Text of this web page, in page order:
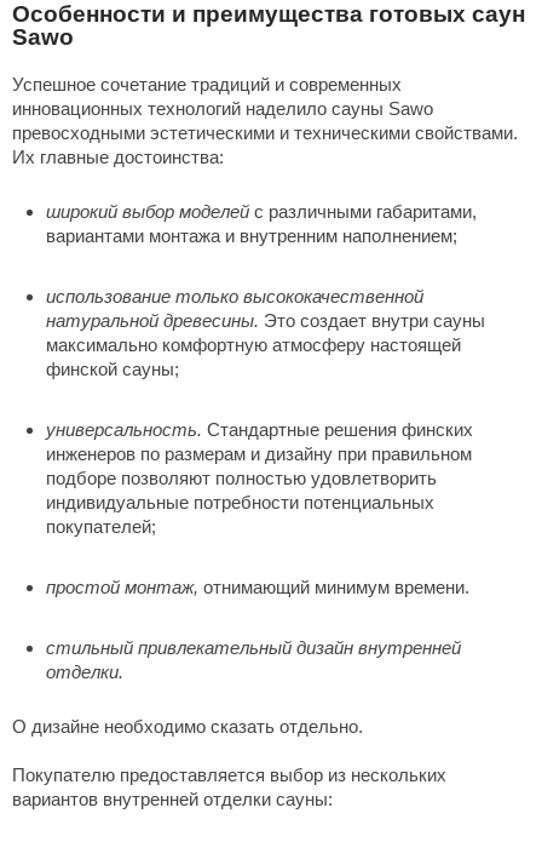
ecology
Особенности и преимущества готовых саун
Sawo
Успешное сочетание традиций и современных
инновационных технологий наделило сауны Sawo
превосходными эстетическими и техническими свойствами.
Их главные достоинства:
широкий выбор моделей с различными габаритами,
вариантами монтажа и внутренним наполнением;
использование только высококачественной
натуральной древесины. Это создает внутри сауны
максимально комфортную атмосферу настоящей
финской сауны;
универсальность. Стандартные решения финских
инженеров по размерам и дизайну при правильном
подборе позволяют полностью удовлетворить
индивидуальные потребности потенциальных
покупателей;
простой монтаж, отнимающий минимум времени.
стильный привлекательный дизайн внутренней
отделки.
О дизайне необходимо сказать отдельно.
Покупателю предоставляется выбор из нескольких
вариантов внутренней отделки сауны: